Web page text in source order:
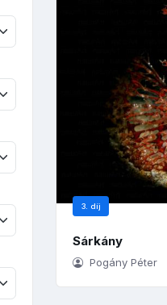
3. díj
Sárkány
Pogány Péter